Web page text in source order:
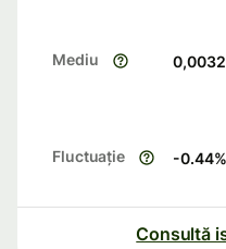
Mediu 0,0032
Fluctuație -0.44%
Consultă